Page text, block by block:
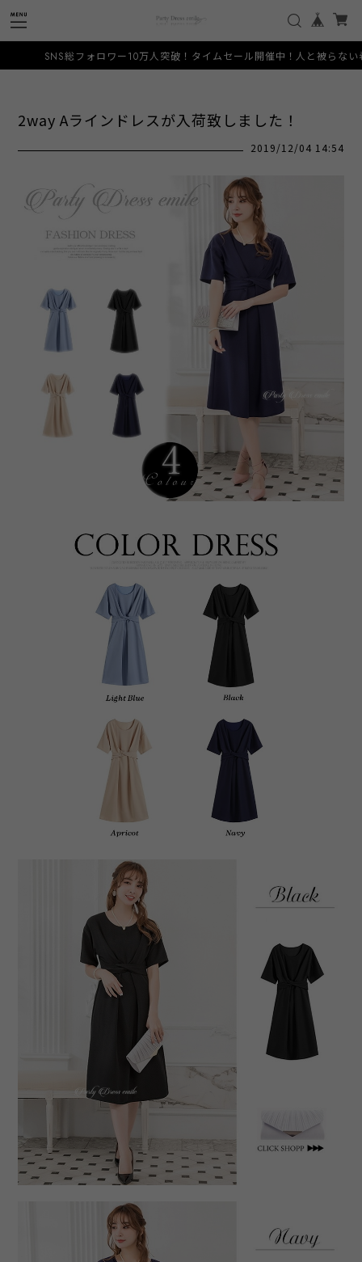
ワー10万人突破！タイムセール開催中！人と被らない希少なデザインを
2way Aラインドレスが入荷致しました！
2019/12/04 14:54